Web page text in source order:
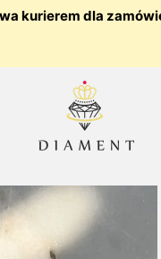
kurierem dla